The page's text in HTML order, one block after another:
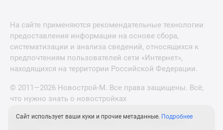
На сайте применяются рекомендательные технологии
предоставления информации на основе сбора,
систематизации и анализа сведений, относящихся к
предпочтениям пользователей сети «Интернет»,
находящихся на территории Российской Федерации.
© 2011—2026 Новострой-М. Все права защищены. Всё,
что нужно знать о новостройках
Новостройки Санкт-Петербурга и Ленинградской
Сайт использует ваши куки и прочие метаданные. Подробнее